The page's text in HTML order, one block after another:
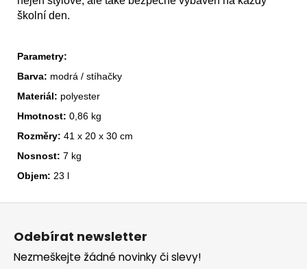
školní den.
Parametry:
Barva: modrá / stíhačky
Materiál: polyester
Hmotnost: 0,86 kg
Rozměry: 41 x 20 x 30 cm
Nosnost: 7 kg
Objem: 23 l
Z
Odebírat newsletter
Nezmeškejte žádné novinky či slevy!